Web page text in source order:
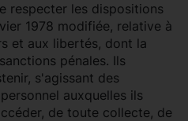
respecter les dispositions
1978 modifiée, relative à
et aux libertés, dont la
pénales. Ils
s'agissant des
auxquelles ils
de toute collecte, de